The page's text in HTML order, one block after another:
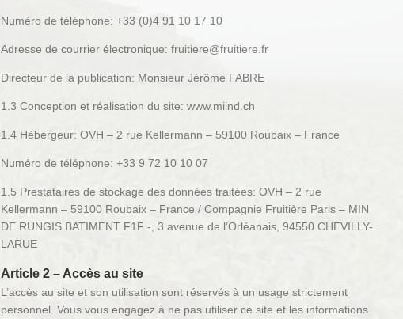
Numéro de téléphone: +33 (0)4 91 10 17 10
Adresse de courrier électronique: fruitiere@fruitiere.fr
Directeur de la publication: Monsieur Jérôme FABRE
1.3 Conception et réalisation du site: www.miind.ch
1.4 Hébergeur: OVH – 2 rue Kellermann – 59100 Roubaix – France
Numéro de téléphone: +33 9 72 10 10 07
1.5 Prestataires de stockage des données traitées: OVH – 2 rue
Kellermann – 59100 Roubaix – France / Compagnie Fruitière Paris – MIN
DE RUNGIS BATIMENT F1F -, 3 avenue de l’Orléanais, 94550 CHEVILLY-
LARUE
Article 2 – Accès au site
L’accès au site et son utilisation sont réservés à un usage strictement
personnel. Vous vous engagez à ne pas utiliser ce site et les informations